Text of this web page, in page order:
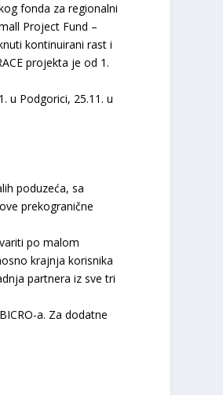
fonda za regionalni
Project Fund –
kontinuirani rast i
projekta je od 1.
u Podgorici, 25.11. u
poduzeća, sa
prekogranične
po malom
krajnja korisnika
partnera iz sve tri
a. Za dodatne